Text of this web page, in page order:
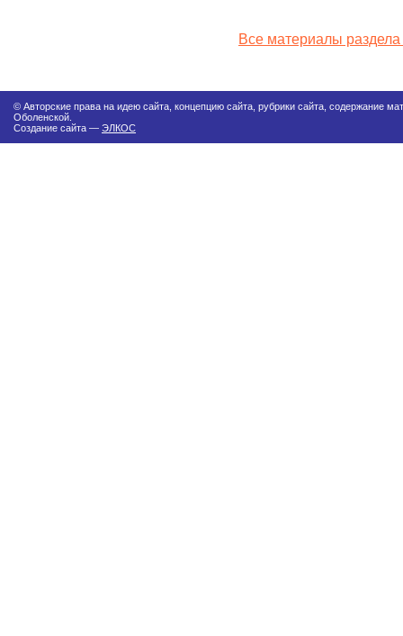
Все материалы
© Авторские права на идею сайта, концепцию сайта, рубрики сайта, содержание
Оболенской.
Создание сайта — ЭЛКОС